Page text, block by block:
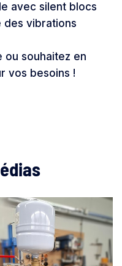
avec silent blocs
des vibrations
ou souhaitez en
vos besoins !